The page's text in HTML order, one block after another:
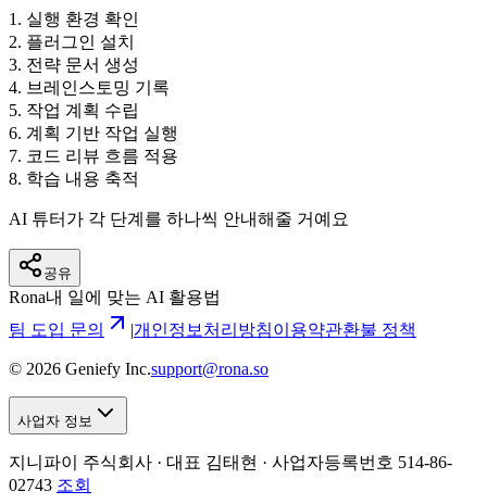
1 . 실행 환경 확인
2. 플러그인 설치
3. 전략 문서 생성
4. 브레인스토밍 기록
5. 작업 계획 수립
6. 계획 기반 작업 실행
7. 코드 리뷰 흐름 적용
8. 학습 내용 축적
AI 튜터가 각 단계를 하나씩 안내해줄 거예요
공유
Rona내 일에 맞는 AI 활용법
팀 도입 문의
|개인정보처리방침이용약관환불 정책
© 2026 Geniefy Inc.support@rona.so
사업자 정보
지니파이 주식회사 · 대표 김태현 · 사업자등록번호 514-86-
02743 조회